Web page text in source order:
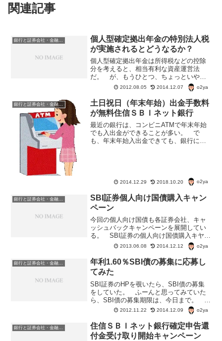
関連記事
個人型確定拠出年金の特別法人税
が実施されるとどうなるか？
個人型確定拠出年金は所得税などの控除
分を考えると、相当有利な資産運営法
だ。 が、もうひとつ、ちょっといやな
部分がある。 其れが、特別法人税（年
1.173%）。 現在、この特別法人税は、
凍結されている。 と言うわけで、特別
法人税はかからないこ...
2012.08.05 2014.12.07 o2ya
銀行と証券会社・金融商品
土日祝日（年末年始）出金手数料
が無料住信ＳＢＩネット銀行
最近の銀行は、コンビニATMで年末年始
でも入出金ができることが多い。 で
も、年末年始入出金できても、銀行によ
2014.12.29 2018.10.20 o2ya
SBI証券個人向け国債購入キャン
ペーン
今回の個人向け国債も各証券会社、キャ
ッシュバックキャンペーンを展開してい
る。 SBI証券の個人向け国債購入キヤン
ペーンをご紹介。SBI証券個人向け国債購
→2013/6/6（木）9:00～2013/6/25（...
2013.06.08 2014.12.12 o2ya
銀行と証券会社・金融商品
年利1.60％SBI債の募集に応募し
てみた
SBI証券のHPを覗いたら、SBI債の募集
をしていた。 ふーんと思ってみていた
ら、SBI債の募集期限は、今日まで。 し
かも申し込みは、2012/11/20（火）12：
00～2012/11/21（水）17：00まで。
SBI債、格付けはBBB...
2012.11.22 2014.12.09 o2ya
住信ＳＢＩネット銀行確定申告還
付金受け取り開始キャンペーン